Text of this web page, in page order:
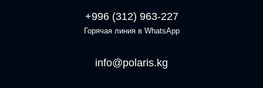
+996 (312) 963-227
Горячая линия в WhatsApp
info@polaris.kg